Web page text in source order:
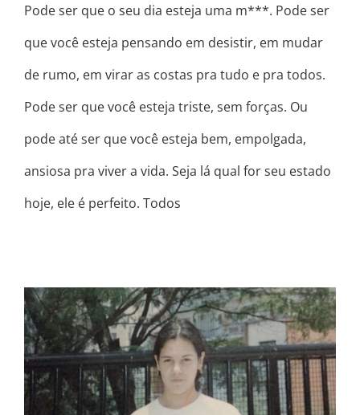
Pode ser que o seu dia esteja uma m***. Pode ser
que você esteja pensando em desistir, em mudar
de rumo, em virar as costas pra tudo e pra todos.
Pode ser que você esteja triste, sem forças. Ou
pode até ser que você esteja bem, empolgada,
ansiosa pra viver a vida. Seja lá qual for seu estado
hoje, ele é perfeito. Todos
MESMO SEM SABER EU PASSEI A
MINHA VIDA TENTANDO SER UM
HOMEM…